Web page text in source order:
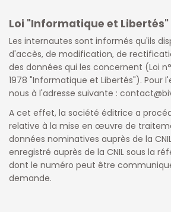
Loi "Informatique et Libertés"
Les internautes sont informés qu'ils
d'accès, de modification, de
des données qui les concernent (Loi
1978 "Informatique et Libertés"). Pour
nous à l'adresse suivante :
A cet effet, la société éditrice a
relative à la mise en œuvre de
données nominatives auprès de la
enregistré auprès de la CNIL sous la
dont le numéro peut être
demande.